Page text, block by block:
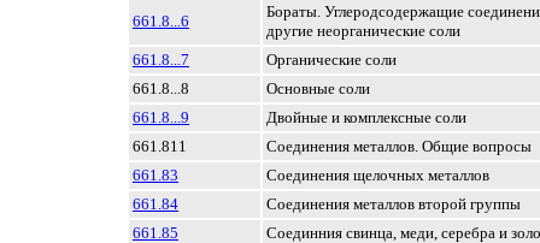
661.8...6
Бораты. Углеродсодержащие
другие неорганические соли
661.8...7
Органические соли
661.8...8
Основные соли
661.8...9
Двойные и комплексные соли
661.811
Соединения металлов. Общие вопросы
661.83
Соединения щелочных металлов
661.84
Соединения металлов второй группы
661.85
Соединния свинца, меди, серебра и